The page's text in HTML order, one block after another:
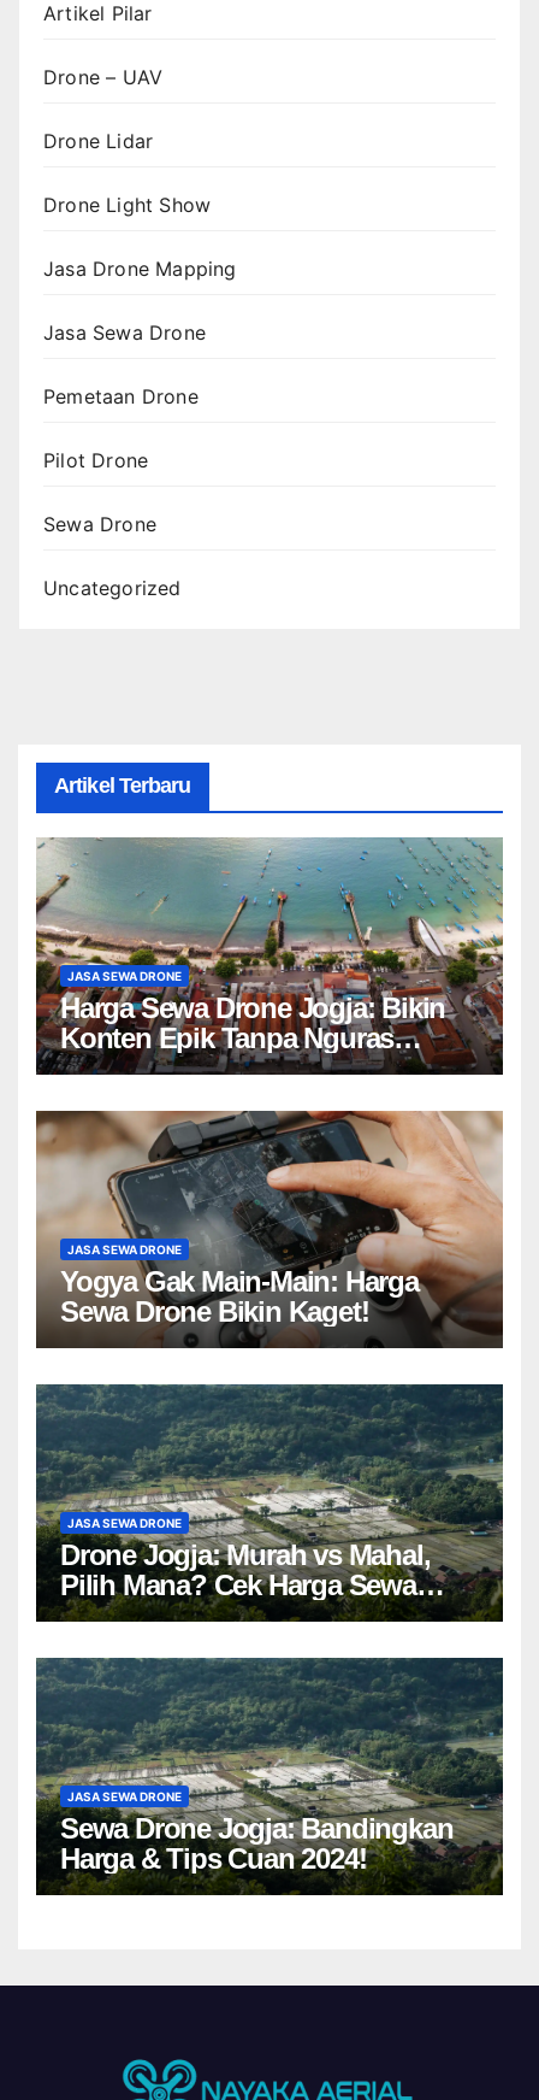
Artikel Pilar
Drone – UAV
Drone Lidar
Drone Light Show
Jasa Drone Mapping
Jasa Sewa Drone
Pemetaan Drone
Pilot Drone
Sewa Drone
Uncategorized
Artikel Terbaru
JASA SEWA DRONE
Harga Sewa Drone Jogja: Bikin
Konten Epik Tanpa Nguras
Kantong?
JASA SEWA DRONE
Yogya Gak Main-Main: Harga
Sewa Drone Bikin Kaget!
JASA SEWA DRONE
Drone Jogja: Murah vs Mahal,
Pilih Mana? Cek Harga Sewa
Drone Yogyakarta!
JASA SEWA DRONE
Sewa Drone Jogja: Bandingkan
Harga & Tips Cuan 2024!